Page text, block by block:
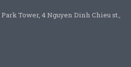
Tower, 4 Nguyen Dinh Chieu st.,